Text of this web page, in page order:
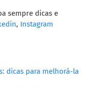
sempre dicas e
, Instagram
dicas para melhorá-la